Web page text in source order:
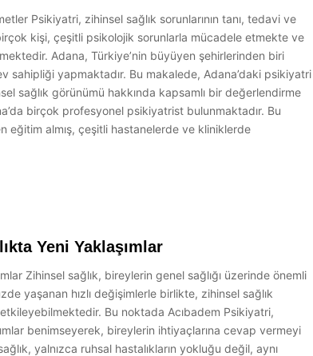
Psikiyatri, zihinsel sağlık sorunlarının tanı, tedavi ve
kişi, çeşitli psikolojik sorunlarla mücadele etmekte ve
Adana, Türkiye’nin büyüyen şehirlerinden biri
sahipliği yapmaktadır. Bu makalede, Adana’daki psikiyatri
sağlık görünümü hakkında kapsamlı bir değerlendirme
birçok profesyonel psikiyatrist bulunmaktadır. Bu
eğitim almış, çeşitli hastanelerde ve kliniklerde
Yeni Yaklaşımlar
Zihinsel sağlık, bireylerin genel sağlığı üzerinde önemli
yaşanan hızlı değişimlerle birlikte, zihinsel sağlık
Bu noktada Acıbadem Psikiyatri,
benimseyerek, bireylerin ihtiyaçlarına cevap vermeyi
yalnızca ruhsal hastalıkların yokluğu değil, aynı